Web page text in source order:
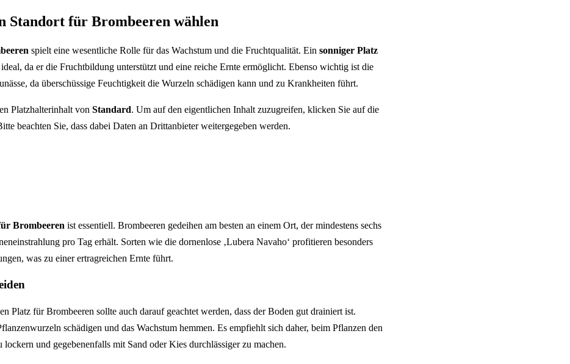
Standort für Brombeeren wählen
spielt eine wesentliche Rolle für das Wachstum und die Fruchtqualität. Ein sonniger Platz
da er die Fruchtbildung unterstützt und eine reiche Ernte ermöglicht. Ebenso wichtig ist die
da überschüssige Feuchtigkeit die Wurzeln schädigen kann und zu Krankheiten führt.
Platzhalterinhalt von Standard. Um auf den eigentlichen Inhalt zuzugreifen, klicken Sie auf die
beachten Sie, dass dabei Daten an Drittanbieter weitergegeben werden.
Brombeeren ist essentiell. Brombeeren gedeihen am besten an einem Ort, der mindestens sechs
pro Tag erhält. Sorten wie die dornenlose ‚Lubera Navaho‘ profitieren besonders
was zu einer ertragreichen Ernte führt.
Platz für Brombeeren sollte auch darauf geachtet werden, dass der Boden gut drainiert ist.
schädigen und das Wachstum hemmen. Es empfiehlt sich daher, beim Pflanzen den
und gegebenenfalls mit Sand oder Kies durchlässiger zu machen.